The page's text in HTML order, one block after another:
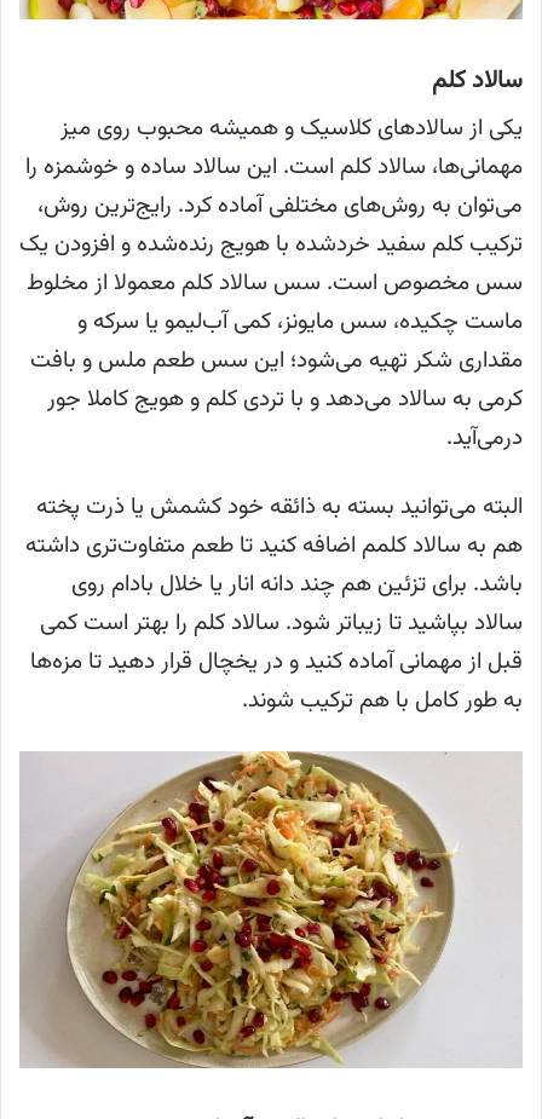
سالاد کلم
یکی از سالادهای کلاسیک و همیشه محبوب روی میز
مهمانی‌ها، سالاد کلم است. این سالاد ساده و خوشمزه را
می‌توان به روش‌های مختلفی آماده کرد. رایج‌ترین روش،
ترکیب کلم سفید خردشده با هویج رنده‌شده و افزودن یک
سس مخصوص است. سس سالاد کلم معمولا از مخلوط
ماست چکیده، سس مایونز، کمی آب‌لیمو یا سرکه و
مقداری شکر تهیه می‌شود؛ این سس طعم ملس و بافت
کرمی به سالاد می‌دهد و با تردی کلم و هویج کاملا جور
درمی‌آید.
البته می‌توانید بسته به ذائقه خود کشمش یا ذرت پخته
هم به سالاد کلمم اضافه کنید تا طعم متفاوت‌تری داشته
باشد. برای تزئین هم چند دانه انار یا خلال بادام روی
سالاد بپاشید تا زیباتر شود. سالاد کلم را بهتر است کمی
قبل از مهمانی آماده کنید و در یخچال قرار دهید تا مزه‌ها
به طور کامل با هم ترکیب شوند.